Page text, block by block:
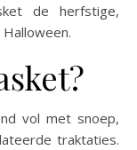
de herfstige,
vol met snoep,
traktaties.